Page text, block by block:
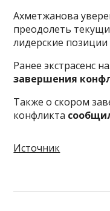
Ахметжанова
преодолеть
лидерские
Ранее экстрасенс
завершения
Также о скором
конфликта
Источник